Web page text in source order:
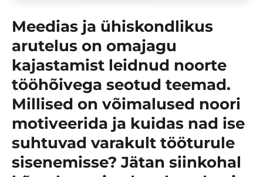
Meedias ja ühiskondlikus
arutelus on omajagu
kajastamist leidnud noorte
tööhõivega seotud teemad.
Millised on võimalused noori
motiveerida ja kuidas nad ise
suhtuvad varakult tööturule
sisenemisse? Jätan siinkohal